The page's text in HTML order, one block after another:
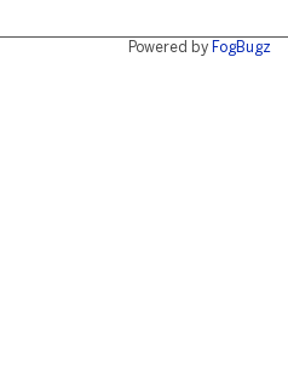
Powered by FogBugz